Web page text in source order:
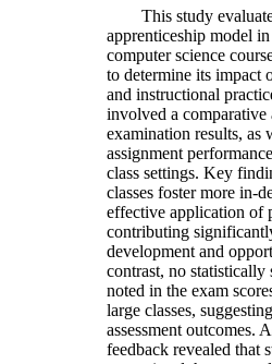
This study
apprenticeship model
computerscience
to determine its impact
and instructional
involved a
examination results, as
assignment
class settings. Key
classes foster more in-
effective application of
contributing
development and
contrast, no statistically
noted in the exam
large classes,
assessment outcomes.
feedback revealed that